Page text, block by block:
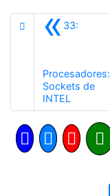
«33:
Procesadores:
Sockets de
INTEL